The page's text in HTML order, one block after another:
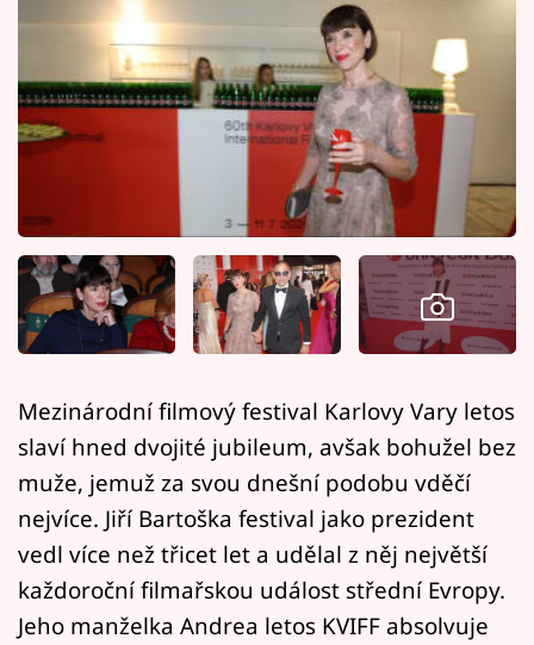
Seriály
Horoskopy
Sledujte prima+
Filmový festival Karlovy Vary
Pořady
Mámy sobě
Sledujte nás
Mezinárodní filmový festival Karlovy Vary letos
slaví hned dvojité jubileum, avšak bohužel bez
muže, jemuž za svou dnešní podobu vděčí
nejvíce. Jiří Bartoška festival jako prezident
vedl více než třicet let a udělal z něj největší
každoroční filmařskou událost střední Evropy.
Jeho manželka Andrea letos KVIFF absolvuje